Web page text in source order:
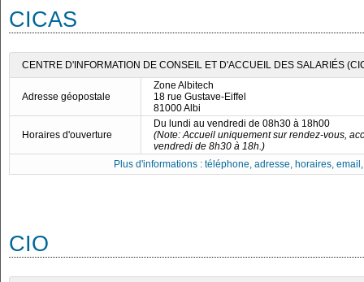
CICAS
CENTRE D'INFORMATION DE CONSEIL ET D'ACCUEIL DES SALARIÉS
Adresse géopostale
Zone Albitech
18 rue Gustave-Eiffel
81000 Albi
Horaires d'ouverture
Du lundi au vendredi de 08h30 à 18h00
(Note: Accueil uniquement sur rendez-vous,
vendredi de 8h30 à 18h.)
Plus d'informations : téléphone, adresse, horaires,
CIO